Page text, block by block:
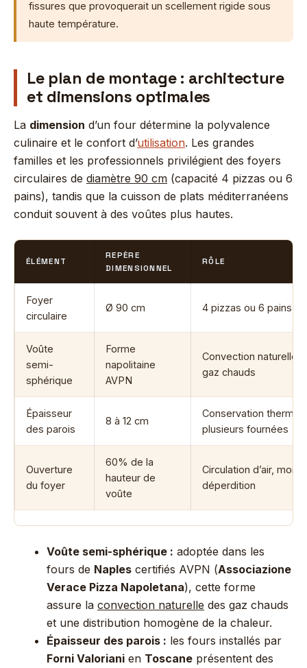
fissures que provoquerait un scellement rigide sous
haute température.
Le plan de montage : architecture
et dimensions optimales
La dimension d’un four détermine la polyvalence
culinaire et le confort d’utilisation. Les grandes
familles et les professionnels privilégient des foyers
circulaires de diamètre 90 cm (capacité 4 pizzas ou 6
pains), tandis que la cuisson de plats méditerranéens
conduit souvent à des voûtes plus hautes.
ÉLÉMENT
REPÈRE
DIMENSIONNEL
RÔLE
Foyer
circulaire
Ø 90 cm 4 pizzas ou 6 pains
Voûte
semi-
sphérique
Forme
napolitaine
AVPN
Convection naturelle
gaz chauds
Épaisseur
des parois
8 à 12 cm
Conservation
plusieurs fournées
Ouverture
du foyer
60% de la
hauteur de
voûte
Circulation d’air,
déperdition
Voûte semi-sphérique : adoptée dans les
fours de Naples certifiés AVPN (Associazione
Verace Pizza Napoletana), cette forme
assure la convection naturelle des gaz chauds
et une distribution homogène de la chaleur.
Épaisseur des parois : les fours installés par
Forni Valoriani en Toscane présentent des